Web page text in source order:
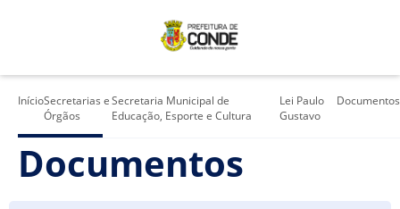
InícioSecretarias e
Órgãos
Secretaria Municipal de
Educação, Esporte e Cultura
Lei Paulo
Gustavo
Documentos
Documentos